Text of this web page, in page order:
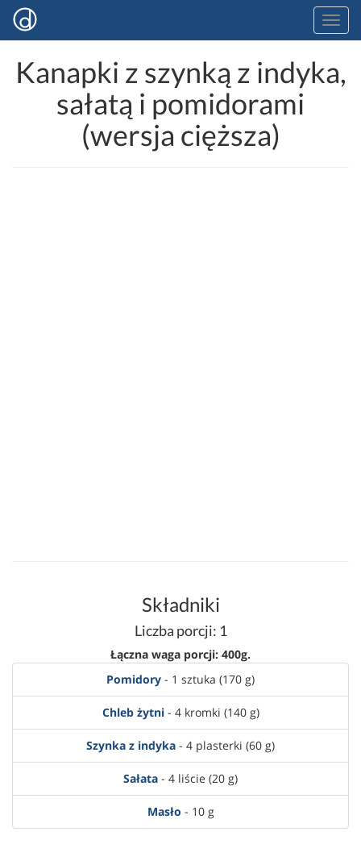
Kanapki z szynką z indyka,
sałatą i pomidorami
(wersja cięższa)
Składniki
Liczba porcji: 1
Łączna waga porcji: 400g.
Pomidory - 1 sztuka (170 g)
Chleb żytni- 4 kromki (140 g)
Szynka z indyka - 4 plasterki (60 g)
Sałata - 4 liście (20 g)
Masło - 10 g